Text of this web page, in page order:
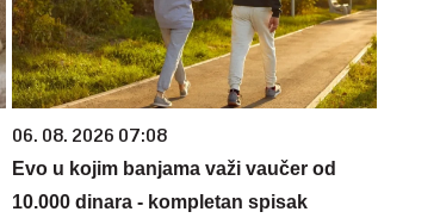
06. 08. 2026 07:08
Evo u kojim banjama važi vaučer od
10.000 dinara - kompletan spisak